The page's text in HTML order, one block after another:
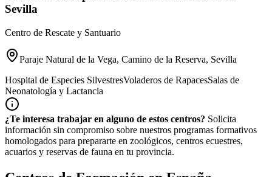
Sevilla
Centro de Rescate y Santuario
Paraje Natural de la Vega, Camino de la Reserva, Sevilla
Hospital de Especies SilvestresVoladeros de RapacesSalas de
Neonatología y Lactancia
¿Te interesa trabajar en alguno de estos centros? Solicita
información sin compromiso sobre nuestros programas formativos
homologados para prepararte en zoológicos, centros ecuestres,
acuarios y reservas de fauna en tu provincia.